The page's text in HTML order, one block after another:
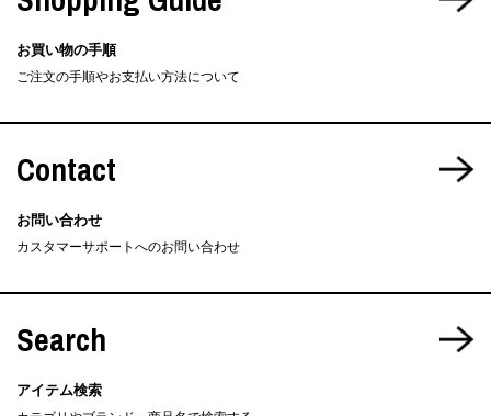
お買い物の手順
ご注文の手順やお支払い方法について
Contact
お問い合わせ
カスタマーサポートへのお問い合わせ
Search
アイテム検索